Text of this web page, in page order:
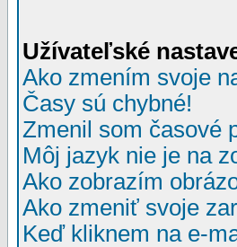
Užívateľské
Ako zmením svoje
Časy sú chybné!
Zmenil som časové
Môj jazyk nie je na
Ako zobrazím
Ako zmeniť svoje
Keď kliknem na e-